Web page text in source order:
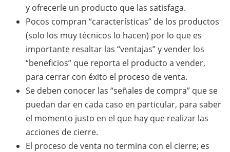
y ofrecerle un producto que las satisfaga.
Pocos compran “características” de los productos
(solo los muy técnicos lo hacen) por lo que es
importante resaltar las “ventajas” y vender los
“beneficios” que reporta el producto a vender,
para cerrar con éxito el proceso de venta.
Se deben conocer las “señales de compra” que se
puedan dar en cada caso en particular, para saber
el momento justo en el que hay que realizar las
acciones de cierre.
El proceso de venta no termina con el cierre; es